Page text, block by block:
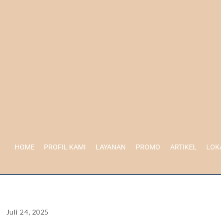
HOME PROFIL KAMI LAYANAN PROMO ARTIKEL
Juli 24, 2025